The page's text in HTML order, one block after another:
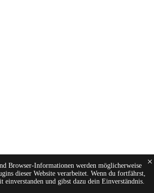
Browser-Informationen werden möglicherweise
dieser Website verarbeitet. Wenn du fortfährst,
einverstanden und gibst dazu dein Einverständnis.
×